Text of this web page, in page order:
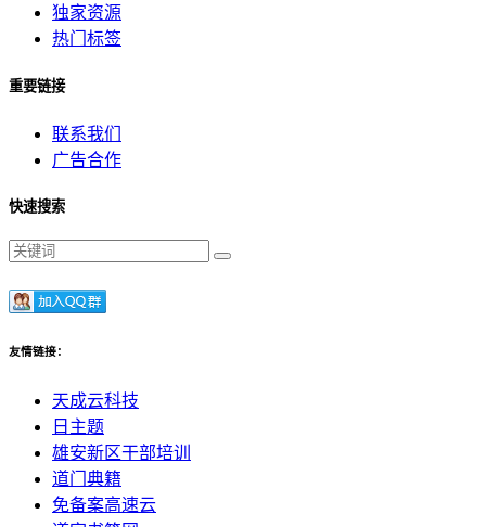
独家资源
热门标签
重要链接
联系我们
广告合作
快速搜索
友情链接：
天成云科技
日主题
雄安新区干部培训
道门典籍
免备案高速云